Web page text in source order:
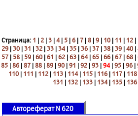
Страница: 1 | 2 |3 |4 | 5 |6 | 7 |8 |9 | 10 | 11 | 12 |
29 |30 |31 |32 |33 |34 |35 |36 |37 |38 |39 |40 |
57 | 58 | 59 |60 |61 |62 |63 |64 |65 |66 |67 |68 |
85 |86 |87 |88 |89 |90 |91 |92 |93 |94 |95 |96 |
110 | 111 | 112 | 113 | 114 | 115 | 116 | 117 | 118
131 | 132 | 133 | 134 | 135 | 136
Автореферат N 620